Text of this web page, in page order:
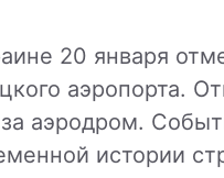
20 января
аэропорта.
аэродром.
истории